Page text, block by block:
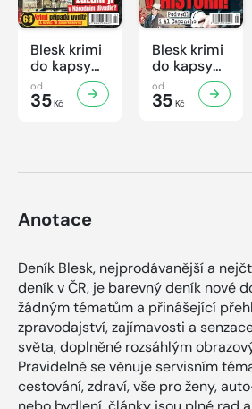
Blesk krimi
do kapsy
č.7/2026
od
35Kč
Blesk krimi
do kapsy
č.6/2026
od
35Kč
Anotace
Deník Blesk, nejprodávanější a
deník v ČR, je barevný deník nové
žádným tématům a přinášející
zpravodajství, zajímavosti a
světa, doplněné rozsáhlým
Pravidelně se věnuje servisním
cestování, zdraví, vše pro ženy,